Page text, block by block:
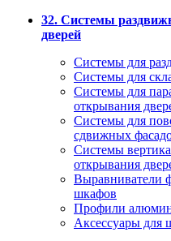
32. Системы
дверей
Системы для
Системы для
Системы для
открывания
Системы для
сдвижных
Системы
открывания
Выравниватели
шкафов
Профили
Аксессуары для